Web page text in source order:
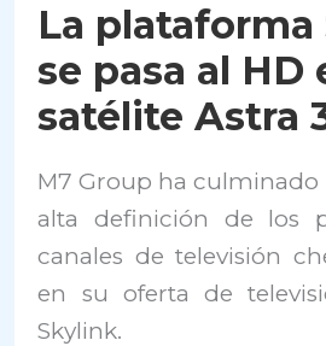
La
se pasa al HD
satélite Astra
M7 Group ha culminado
alta definición de los
canales de televisión
en su oferta de
Skylink.